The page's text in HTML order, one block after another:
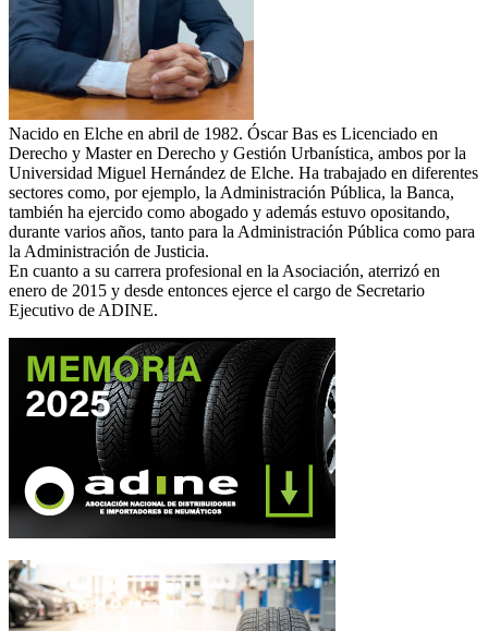
Nacido en Elche en abril de 1982. Óscar Bas es Licenciado en
Derecho y Master en Derecho y Gestión Urbanística, ambos por la
Universidad Miguel Hernández de Elche. Ha trabajado en diferentes
sectores como, por ejemplo, la Administración Pública, la Banca,
también ha ejercido como abogado y además estuvo opositando,
durante varios años, tanto para la Administración Pública como para
la Administración de Justicia.
En cuanto a su carrera profesional en la Asociación, aterrizó en
enero de 2015 y desde entonces ejerce el cargo de Secretario
Ejecutivo de ADINE.